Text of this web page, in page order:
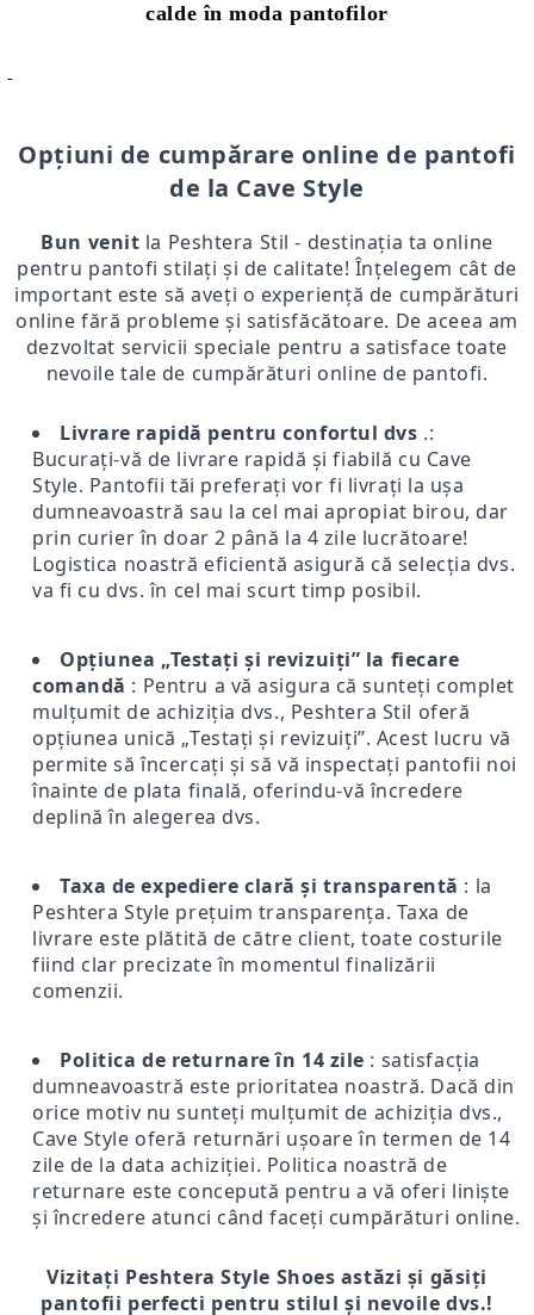
calde în moda pantofilor
-
Opțiuni de cumpărare online de pantofi
de la Cave Style
Bun venit la Peshtera Stil - destinația ta online
pentru pantofi stilați și de calitate! Înțelegem cât de
important este să aveți o experiență de cumpărături
online fără probleme și satisfăcătoare. De aceea am
dezvoltat servicii speciale pentru a satisface toate
nevoile tale de cumpărături online de pantofi.
Livrare rapidă pentru confortul dvs .:
Bucurați-vă de livrare rapidă și fiabilă cu Cave
Style. Pantofii tăi preferați vor fi livrați la ușa
dumneavoastră sau la cel mai apropiat birou, dar
prin curier în doar 2 până la 4 zile lucrătoare!
Logistica noastră eficientă asigură că selecția dvs.
va fi cu dvs. în cel mai scurt timp posibil.
Opțiunea „Testați și revizuiți” la fiecare
comandă : Pentru a vă asigura că sunteți complet
mulțumit de achiziția dvs., Peshtera Stil oferă
opțiunea unică „Testați și revizuiți”. Acest lucru vă
permite să încercați și să vă inspectați pantofii noi
înainte de plata finală, oferindu-vă încredere
deplină în alegerea dvs.
Taxa de expediere clară și transparentă : la
Peshtera Style prețuim transparența. Taxa de
livrare este plătită de către client, toate costurile
fiind clar precizate în momentul finalizării
comenzii.
Politica de returnare în 14 zile : satisfacția
dumneavoastră este prioritatea noastră. Dacă din
orice motiv nu sunteți mulțumit de achiziția dvs.,
Cave Style oferă returnări ușoare în termen de 14
zile de la data achiziției. Politica noastră de
returnare este concepută pentru a vă oferi liniște
și încredere atunci când faceți cumpărături online.
Vizitați Peshtera Style Shoes astăzi și găsiți
pantofii perfecti pentru stilul și nevoile dvs.!